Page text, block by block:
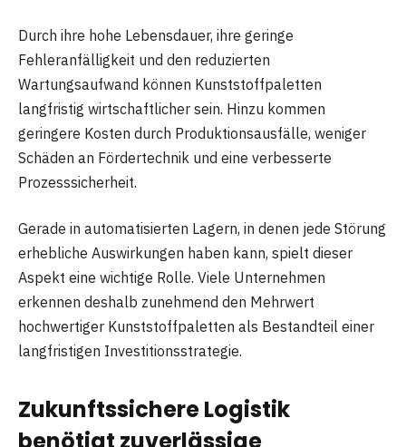
Durch ihre hohe Lebensdauer, ihre geringe
Fehleranfälligkeit und den reduzierten
Wartungsaufwand können Kunststoffpaletten
langfristig wirtschaftlicher sein. Hinzu kommen
geringere Kosten durch Produktionsausfälle, weniger
Schäden an Fördertechnik und eine verbesserte
Prozesssicherheit.
Gerade in automatisierten Lagern, in denen jede Störung
erhebliche Auswirkungen haben kann, spielt dieser
Aspekt eine wichtige Rolle. Viele Unternehmen
erkennen deshalb zunehmend den Mehrwert
hochwertiger Kunststoffpaletten als Bestandteil einer
langfristigen Investitionsstrategie.
Zukunftssichere Logistik
benötigt zuverlässige